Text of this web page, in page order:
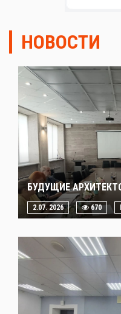
НОВОСТИ
БУДУЩИЕ
2.07. 2026 670